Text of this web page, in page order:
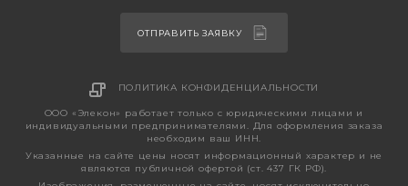
ОТПРАВИТЬ ЗАЯВКУ
ПОЛИТИКА КОНФИДЕНЦИАЛЬНОСТИ
ООО «Элекон» работает только с юридическими лицами и
индивидуальными предпринимателями. Для оформления заказа
необходим ваш ИНН.
Указанные на сайте цены носят информационный характер и не
являются публичной офертой (ст. 437 ГК РФ).